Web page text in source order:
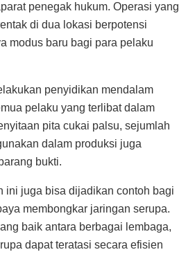
penegak hukum. Operasi yang
di dua lokasi berpotensi
modus baru bagi para pelaku
penyidikan mendalam
pelaku yang terlibat dalam
pita cukai palsu, sejumlah
dalam produksi juga
bukti.
ini juga bisa dijadikan contoh bagi
membongkar jaringan serupa.
baik antara berbagai lembaga,
dapat teratasi secara efisien